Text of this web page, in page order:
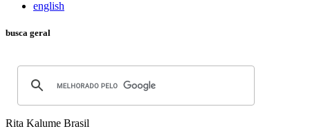
english
busca geral
Rita Kalume Brasil